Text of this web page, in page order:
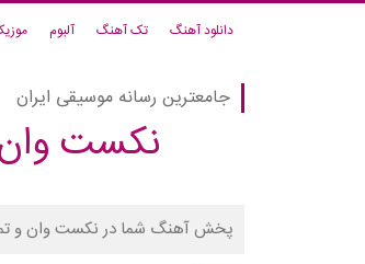
دانلود آهنگ تک آهنگ آلبوم
جامعترین رسانه موسیقی ایران
نکست
پخش آهنگ شما در نکست وان و